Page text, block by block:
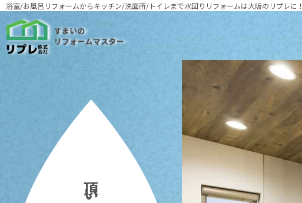
浴室/お風呂リフォームからキッチン/洗面所/トイレまで水回りリフォームは大阪のリプレに！